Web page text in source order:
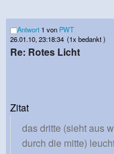
Antwort 1 von PWT
26.01.10, 23:18:34 (1x bedankt )
Re: Rotes Licht
Zitat
das dritte (sieht aus
durch die mitte)